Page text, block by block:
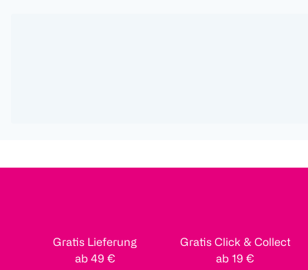
Gratis Lieferung
ab 49 €
Gratis Click & Collect
ab 19 €